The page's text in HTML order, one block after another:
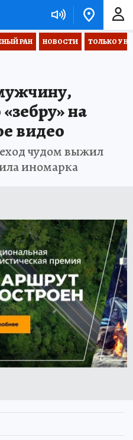
РАН НОВОСТИ ТОЛЬКО У
на
видео
чудом выжил
иномарка